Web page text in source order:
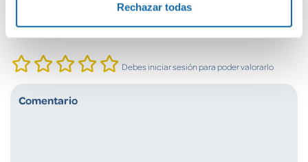
Rechazar todas
¡Sé el primero en valorar este producto!
Debes iniciar sesión para poder valorarlo